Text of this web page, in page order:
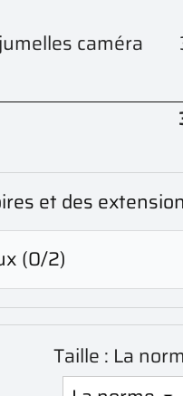
caméra
et des
(0/2)
Taille : La